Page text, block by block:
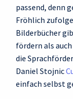
passend, denn
Fröhlich
Bilderbücher
fördern als
die
Daniel Stojnic
einfach selbst